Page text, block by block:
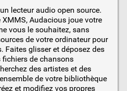
lecteur audio open source.
XMMS, Audacious joue votre
vous le souhaitez, sans
de votre ordinateur pour
Faites glisser et déposez des
fichiers de chansons
des artistes et des
de votre bibliothèque
et modifiez vos propres